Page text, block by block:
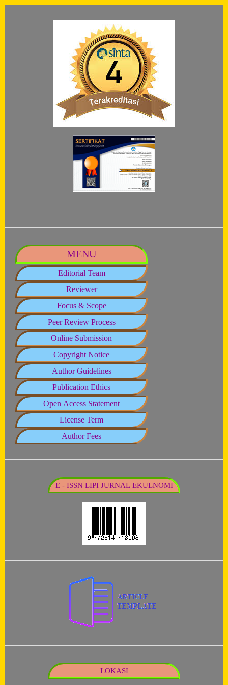
MENU
Editorial Team
Reviewer
Focus & Scope
Peer Review Process
Online Submission
Copyright Notice
Author Guidelines
Publication Ethics
Open Access Statement
License Term
Author Fees
E - ISSN LIPI JURNAL EKULNOMI
LOKASI